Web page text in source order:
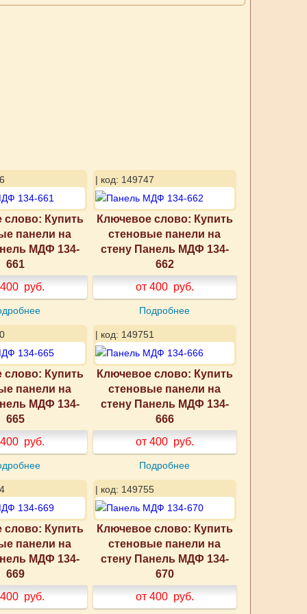
слово: Купить
панели на
МДФ 134-
661
руб.
| код: 149747
Ключевое слово: Купить
стеновые панели на
стену Панель МДФ 134-
662
от 400 руб.
Подробнее
слово: Купить
панели на
МДФ 134-
665
руб.
| код: 149751
Ключевое слово: Купить
стеновые панели на
стену Панель МДФ 134-
666
от 400 руб.
Подробнее
слово: Купить
панели на
МДФ 134-
669
руб.
| код: 149755
Ключевое слово: Купить
стеновые панели на
стену Панель МДФ 134-
670
от 400 руб.